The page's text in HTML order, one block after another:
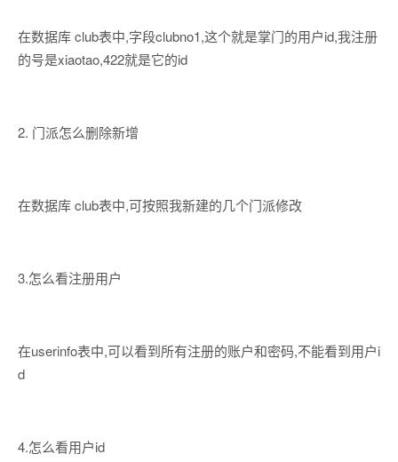
在数据库 club表中,字段clubno1,这个就是掌门的用户id,我注册
的号是xiaotao,422就是它的id
2. 门派怎么删除新增
在数据库 club表中,可按照我新建的几个门派修改
3.怎么看注册用户
在userinfo表中,可以看到所有注册的账户和密码,不能看到用户i
d
4.怎么看用户id